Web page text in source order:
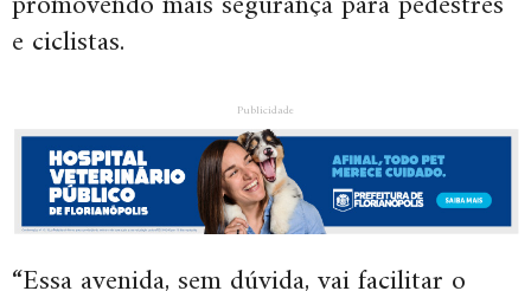
e ciclistas.
Publicidade